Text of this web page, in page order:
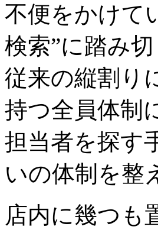
不便をかけて
検索”に踏み
従来の縦割り
持つ全員体制
担当者を探す
いの体制を整
店内に幾つも